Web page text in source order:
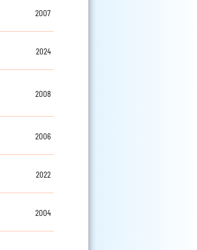
2007
2024
2008
2006
2022
2004